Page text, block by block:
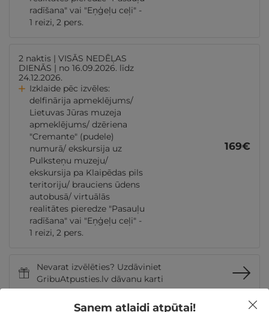
radīšana" vai "Eņģeļu ceļi" -
1 reizi, 2 pers.
2 naktis | VISĀS NEDĒĻAS
DIENĀS | no 16.09.2026. līdz
24.12.2026.
Izklaide pēc izvēles:
delfinārija apmeklējums/
Lietuvas Jūras muzeja
apmeklējums/ dzēriena
"Cremante" (pudele)
numurā/ ekskursija uz
Pulksteņu muzeju/
ekskursija pa Klaipēdas pils
teritoriju/ brauciens ūdens
autobusā/ virtuālās
realitātes pieredze "Pasauļu
radīšana" vai "Eņģeļu ceļi" -
1 reizi, 2 pers.
169€
Nevarat izvēlēties? Uzdāviniet
GribuAtpusties.lv dāvanu karti
Saņem atlaidi atpūtai!